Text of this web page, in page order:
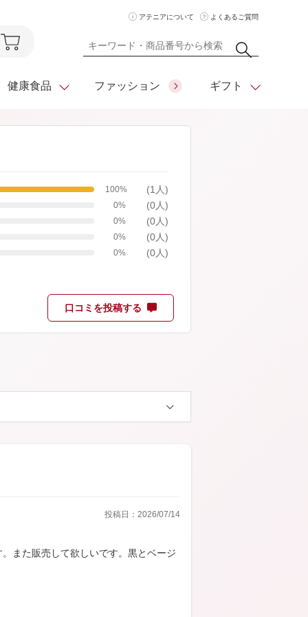
アテニアについて よくあるご質問
美容液・クリーム
日やけ止め
フェイスカラー
お悩みから探す
健康食品
ベーシックシリーズ
ファッション ギフト
住所を知らなくても
贈れるeギフト
100% (1人)
0% (0人)
0% (0人)
0% (0人)
0% (0人)
口コミを投稿する
投稿日：2026/07/14
また販売して欲しいです。黒とベージ